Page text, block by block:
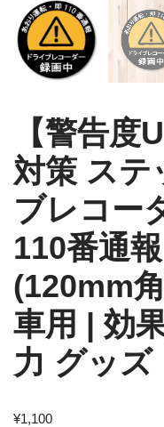
【警告度
対策 ステ
ブレコー
110番通
(120mm
車用 | 効
力 グッズ
¥1,100